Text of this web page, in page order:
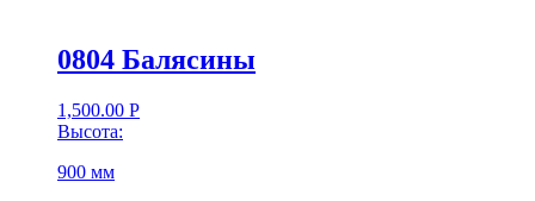
0804 Балясины
1,500.00 Р
Высота:
900 мм